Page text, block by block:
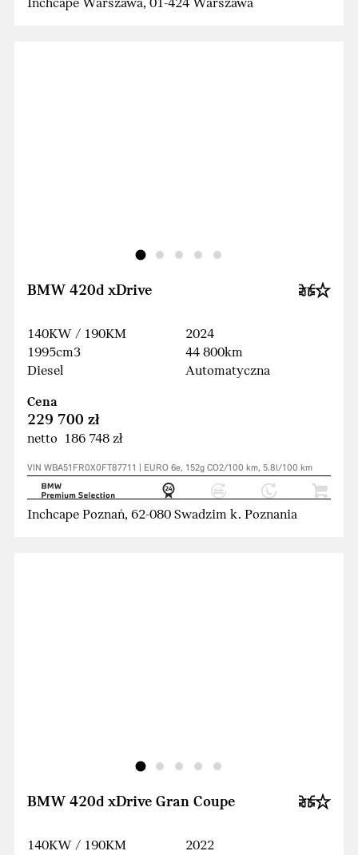
Inchcape Warszawa, 01-424 Warszawa
BMW 420d xDrive
140KW / 190KM
1995cm3
Diesel
2024
44 800km
Automatyczna
Cena
229 700 zł
netto 186 748 zł
VIN WBA51FR0X0FT87711 | EURO 6e, 152g CO2/100 km, 5.8l/100 km
Inchcape Poznań, 62-080 Swadzim k. Poznania
BMW 420d xDrive Gran Coupe
140KW / 190KM
2022